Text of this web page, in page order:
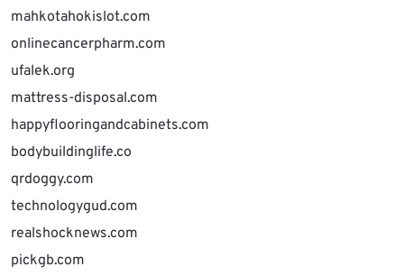
mahkotahokislot.com
onlinecancerpharm.com
ufalek.org
mattress-disposal.com
happyflooringandcabinets.com
bodybuildinglife.co
qrdoggy.com
technologygud.com
realshocknews.com
pickgb.com